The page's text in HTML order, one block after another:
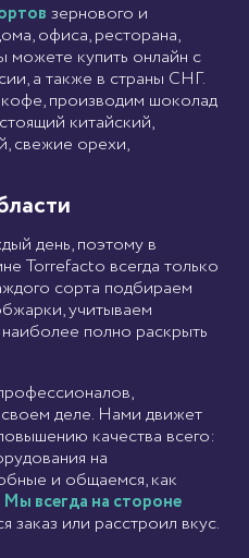
зернового и
офиса, ресторана,
можете купить онлайн с
а также в страны СНГ.
производим шоколад
китайский,
свежие орехи,
день, поэтому в
Torrefacto всегда только
сорта подбираем
учитываем
полно раскрыть
своем деле. Нами движет
качества всего:
на
и общаемся, как
Мы всегда на стороне
заказ или расстроил вкус.